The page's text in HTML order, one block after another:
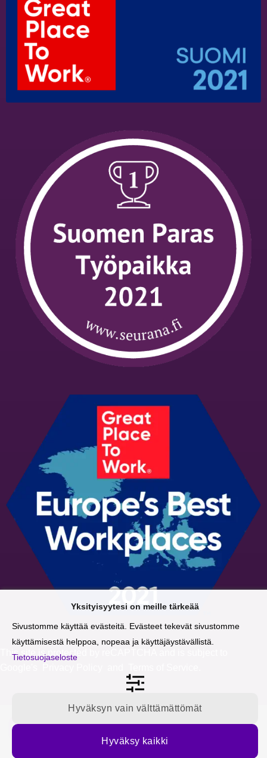
This site is protected by reCAPTCHA and is subject to
Yksityisyytesi on meille tärkeää
Sivustomme käyttää evästeitä. Evästeet tekevät sivustomme
käyttämisestä helppoa, nopeaa ja käyttäjäystävällistä.
Tietosuojaseloste
Hyväksy kaikki
Hyväksyn vain välttämättömät